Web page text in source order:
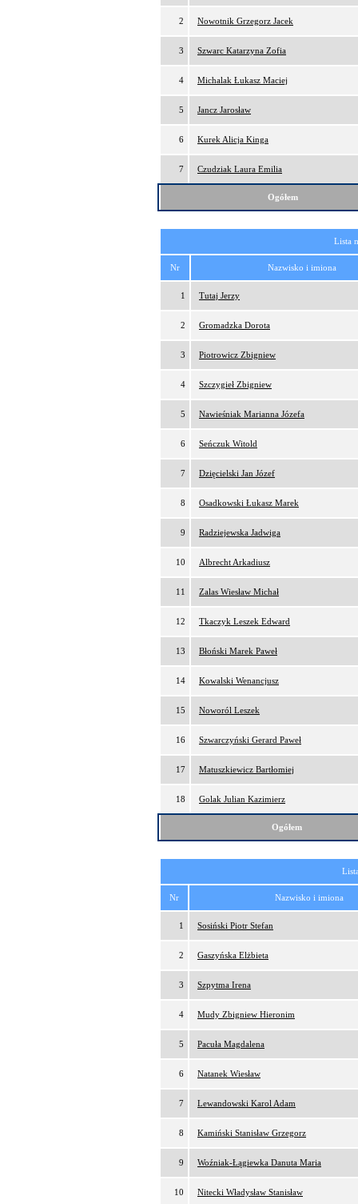
2 Nowotnik Grzegorz Jacek
3 Szwarc Katarzyna Zofia
4 Michalak Łukasz Maciej
5 Jancz Jarosław
6 Kurek Alicja Kinga
7 Czudziak Laura Emilia
Ogółem
Lista
Nr Nazwisko i imiona
1 Tutaj Jerzy
2 Gromadzka Dorota
3 Piotrowicz Zbigniew
4 Szczygieł Zbigniew
5 Nawieśniak Marianna Józefa
6 Seńczuk Witold
7 Dzięcielski Jan Józef
8 Osadkowski Łukasz Marek
9 Radziejewska Jadwiga
10 Albrecht Arkadiusz
11 Zalas Wiesław Michał
12 Tkaczyk Leszek Edward
13 Błoński Marek Paweł
14 Kowalski Wenancjusz
15 Noworól Leszek
16 Szwarczyński Gerard Paweł
17 Matuszkiewicz Bartłomiej
18 Golak Julian Kazimierz
Ogółem
Nr Nazwisko i imiona
1 Sosiński Piotr Stefan
2 Gaszyńska Elżbieta
3 Szpytma Irena
4 Mudy Zbigniew Hieronim
5 Pacuła Magdalena
6 Natanek Wiesław
7 Lewandowski Karol Adam
8 Kamiński Stanisław Grzegorz
9 Woźniak-Łągiewka Danuta Maria
10 Nitecki Władysław Stanisław